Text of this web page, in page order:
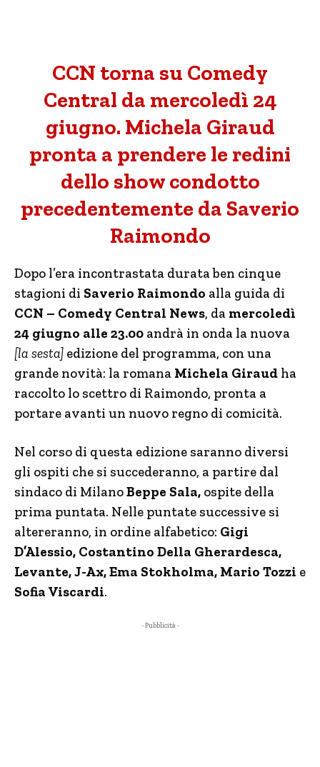
CCN torna su Comedy
Central da mercoledì 24
giugno. Michela Giraud
pronta a prendere le redini
dello show condotto
precedentemente da Saverio
Raimondo
Dopo l’era incontrastata durata ben cinque
stagioni di Saverio Raimondo alla guida di
CCN – Comedy Central News, da mercoledì
24 giugno alle 23.00 andrà in onda la nuova
[la sesta] edizione del programma, con una
grande novità: la romana Michela Giraud ha
raccolto lo scettro di Raimondo, pronta a
portare avanti un nuovo regno di comicità.
Nel corso di questa edizione saranno diversi
gli ospiti che si succederanno, a partire dal
sindaco di MilanoBeppe Sala, ospite della
prima puntata. Nelle puntate successive si
altereranno, in ordine alfabetico: Gigi
D’Alessio, Costantino Della Gherardesca,
Levante, J-Ax, Ema Stokholma, Mario Tozzi e
Sofia Viscardi.
- Pubblicità -